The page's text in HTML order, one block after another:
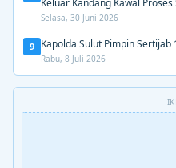
Selasa, 30 Juni 2026
9 Kapolda Sulut Pimpin
Rabu, 8 Juli 2026